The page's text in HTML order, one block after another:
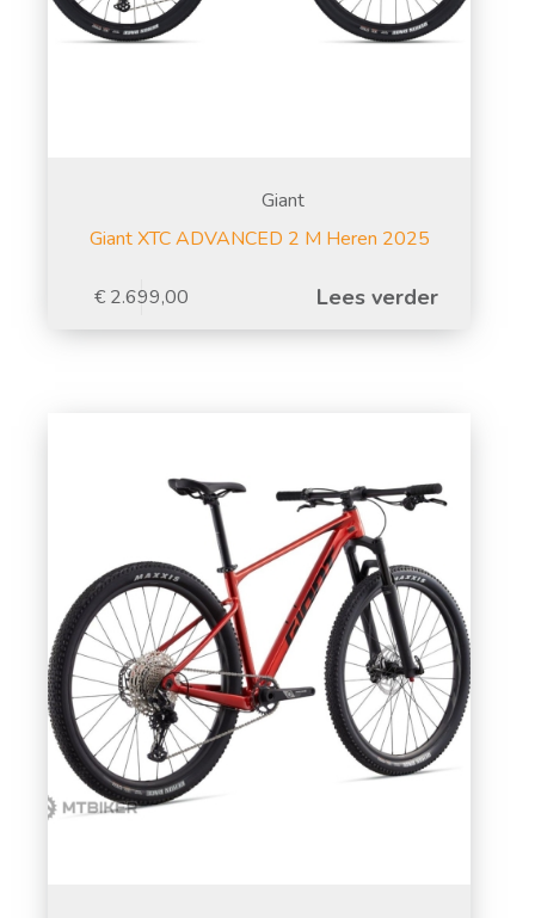
Giant
Giant XTC ADVANCED 2 M Heren 2025
€ 2.699,00 Lees verder